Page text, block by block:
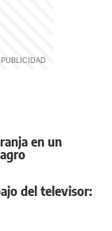
en un
del televisor: